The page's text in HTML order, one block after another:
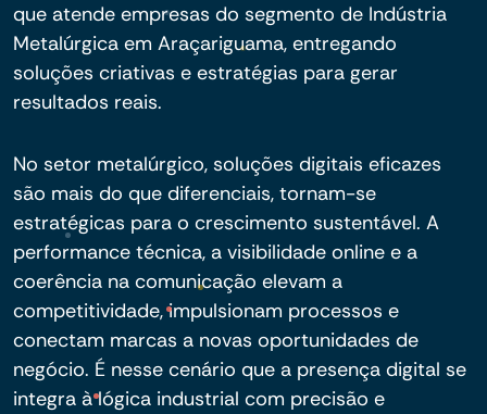
que atende empresas do segmento de Indústria
Metalúrgica em Araçariguama, entregando
soluções criativas e estratégias para gerar
resultados reais.
No setor metalúrgico, soluções digitais eficazes
são mais do que diferenciais, tornam-se
estratégicas para o crescimento sustentável. A
performance técnica, a visibilidade online e a
coerência na comunicação elevam a
competitividade, impulsionam processos e
conectam marcas a novas oportunidades de
negócio. É nesse cenário que a presença digital se
integra à lógica industrial com precisão e